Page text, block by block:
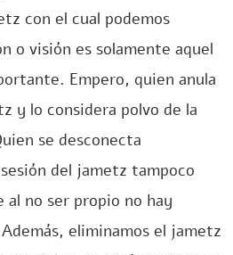
con el cual podemos
o visión es solamente aquel
Empero, quien anula
y lo considera polvo de la
se desconecta
del jametz tampoco
no ser propio no hay
eliminamos el jametz